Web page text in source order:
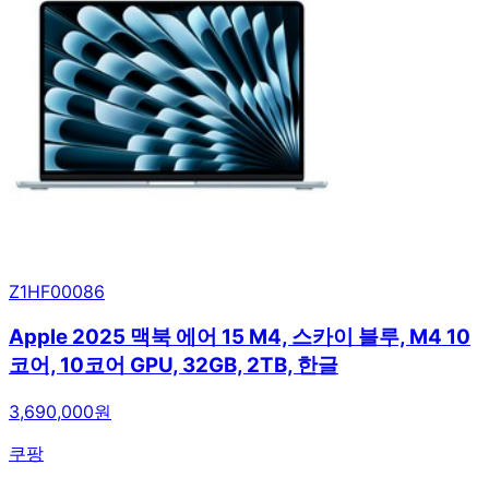
Z1HF00086
Apple 2025 맥북 에어 15 M4, 스카이 블루, M4 10
코어, 10코어 GPU, 32GB, 2TB, 한글
3,690,000원
쿠팡